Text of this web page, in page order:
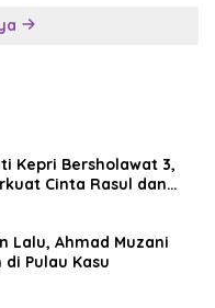
Kepri Bersholawat 3,
Cinta Rasul dan
Lalu, Ahmad Muzani
Pulau Kasu